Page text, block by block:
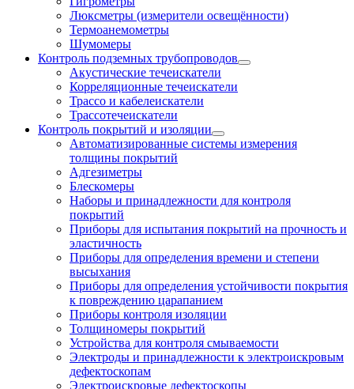
Люксметры (измерители освещённости)
Термоанемометры
Шумомеры
Контроль подземных трубопроводов
Акустические течеискатели
Корреляционные течеискатели
Трассо и кабелеискатели
Трассотечеискатели
Контроль покрытий и изоляции
Автоматизированные системы измерения
толщины покрытий
Адгезиметры
Блескомеры
Наборы и принадлежности для контроля
покрытий
Приборы для испытания покрытий на прочность и
эластичность
Приборы для определения времени и степени
высыхания
Приборы для определения устойчивости покрытия
к повреждению царапанием
Приборы контроля изоляции
Толщиномеры покрытий
Устройства для контроля смываемости
Электроды и принадлежности к электроискровым
дефектоскопам
Электроискровые дефектоскопы